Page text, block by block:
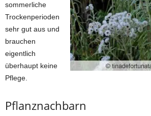
sommerliche
Trockenperioden
sehr gut aus und
brauchen
eigentlich
überhaupt keine
Pflege.
Pflanznachbarn